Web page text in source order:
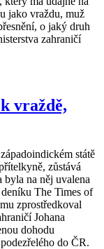
jako vraždu, muž
o jaký druh
zahraničí
vraždě,
státě
zůstává
na něj uvalena
The Times of
zprostředkoval
Johana
dohodu
do ČR.